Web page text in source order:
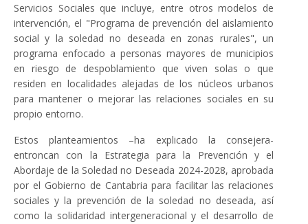
Servicios Sociales que incluye, entre otros modelos de
intervención, el "Programa de prevención del aislamiento
social y la soledad no deseada en zonas rurales", un
programa enfocado a personas mayores de municipios
en riesgo de despoblamiento que viven solas o que
residen en localidades alejadas de los núcleos urbanos
para mantener o mejorar las relaciones sociales en su
propio entorno.
Estos planteamientos –ha explicado la consejera-
entroncan con la Estrategia para la Prevención y el
Abordaje de la Soledad no Deseada 2024-2028, aprobada
por el Gobierno de Cantabria para facilitar las relaciones
sociales y la prevención de la soledad no deseada, así
como la solidaridad intergeneracional y el desarrollo de